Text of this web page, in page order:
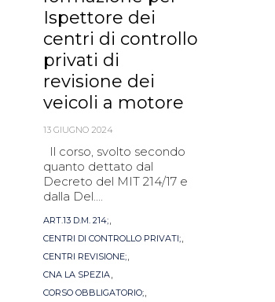
Ispettore dei
centri di controllo
privati di
revisione dei
veicoli a motore
13 GIUGNO 2024
Il corso, svolto secondo
quanto dettato dal
Decreto del MIT 214/17 e
dalla Del....
Tags
ART.13 D.M. 214;,
CENTRI DI CONTROLLO PRIVATI;,
CENTRI REVISIONE;,
CNA LA SPEZIA,
CORSO OBBLIGATORIO;,